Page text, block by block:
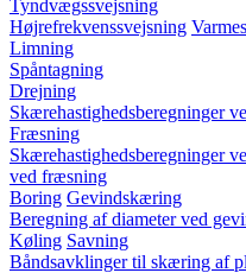
Tyndvægssvejsning
Højrefrekvenssvejsning
Limning
Spåntagning
Drejning
Skærehastighedsberegninger
Fræsning
Skærehastighedsberegninger
ved fræsning
Boring Gevindskæring
Beregning af diameter ved
Køling Savning
Båndsavklinger til skæring af